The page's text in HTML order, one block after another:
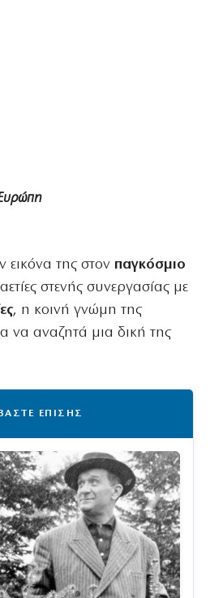
εικόνα της στον παγκόσμιο
στενής συνεργασίας με
, η κοινή γνώμη της
να αναζητά μια δική της
ΕΠΙΣΗΣ